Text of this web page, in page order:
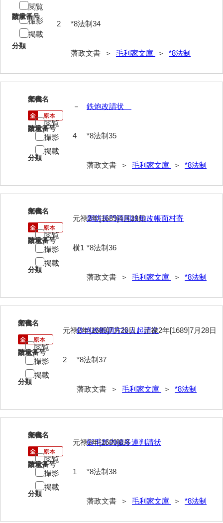
請求番号
*8法制34
分類
藩政文書 ＞ 毛利家文庫 ＞ *8法制
数量
2
閲覧
撮影
掲載
35
文書名
鉄炮改請状
請求番号
*8法制35
分類
藩政文書 ＞ 毛利家文庫 ＞ *8法制
年代
－
数量
4
閲覧
撮影
掲載
36
文書名
周防長門両国鉄炮改帳面村寄
請求番号
*8法制36
分類
藩政文書 ＞ 毛利家文庫 ＞ *8法制
年代
元禄2年[1689]4月28日
数量
横1
閲覧
撮影
掲載
37
文書名
鉄炮改帳調方役人起請文
請求番号
*8法制37
分類
藩政文書 ＞ 毛利家文庫 ＞ *8法制
年代
元禄2年[1689]7月26日、元禄2年[1689]7月28日
数量
2
閲覧
撮影
掲載
38
文書名
熊毛郡内穢多連判請状
請求番号
*8法制38
分類
藩政文書 ＞ 毛利家文庫 ＞ *8法制
年代
元禄2年[1689]8月
数量
1
閲覧
撮影
掲載